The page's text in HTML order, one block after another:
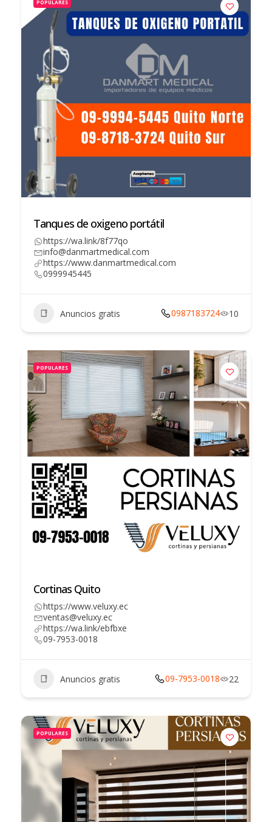
POPULARES
Tanques de oxigeno portátil
https://wa.link/8f77qo
info@danmartmedical.com
https://www.danmartmedical.com
0999945445
Anuncios gratis 0987183724 10
POPULARES
Cortinas Quito
https://www.veluxy.ec
ventas@veluxy.ec
https://wa.link/ebfbxe
09-7953-0018
Anuncios gratis 09-7953-0018 22
POPULARES